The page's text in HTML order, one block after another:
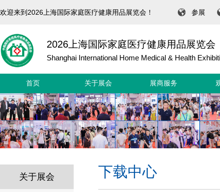
欢迎来到2026上海国际家庭医疗健康用品展览会！ 参展
2026上海国际家庭医疗健康用品展览会
Shanghai International Home Medical & Health
首页 关于展会 展商服务
关于展会 下载中心